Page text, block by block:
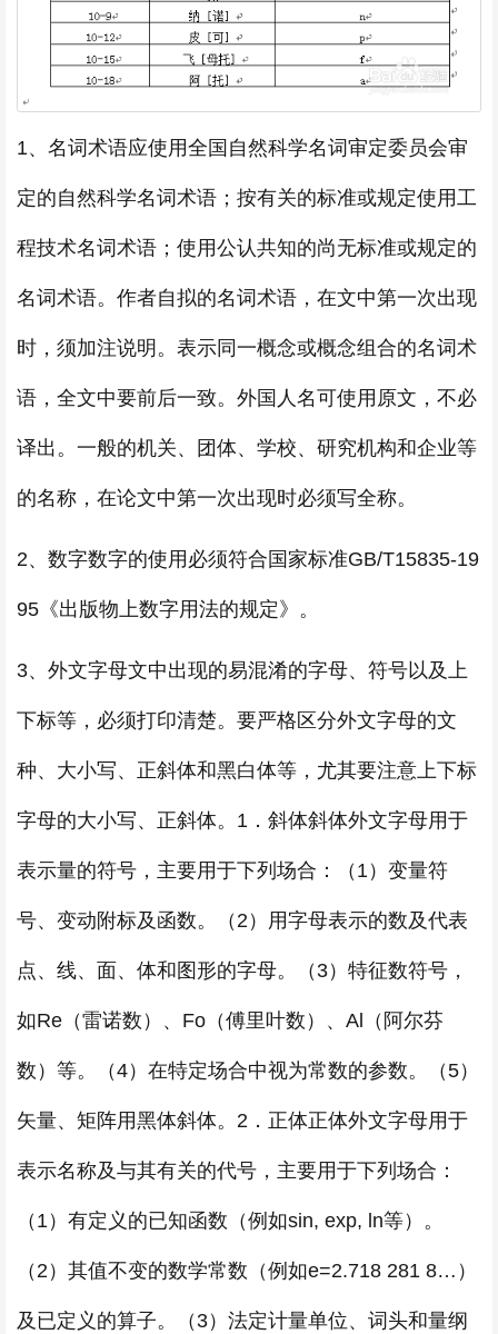
1、名词术语应使用全国自然科学名词审定委员会审
定的自然科学名词术语；按有关的标准或规定使用工
程技术名词术语；使用公认共知的尚无标准或规定的
名词术语。作者自拟的名词术语，在文中第一次出现
时，须加注说明。表示同一概念或概念组合的名词术
语，全文中要前后一致。外国人名可使用原文，不必
译出。一般的机关、团体、学校、研究机构和企业等
的名称，在论文中第一次出现时必须写全称。
2、数字数字的使用必须符合国家标准GB/T15835-19
95《出版物上数字用法的规定》。
3、外文字母文中出现的易混淆的字母、符号以及上
下标等，必须打印清楚。要严格区分外文字母的文
种、大小写、正斜体和黑白体等，尤其要注意上下标
字母的大小写、正斜体。1．斜体斜体外文字母用于
表示量的符号，主要用于下列场合：（1）变量符
号、变动附标及函数。（2）用字母表示的数及代表
点、线、面、体和图形的字母。（3）特征数符号，
如Re（雷诺数）、Fo（傅里叶数）、Al（阿尔芬
数）等。（4）在特定场合中视为常数的参数。（5）
矢量、矩阵用黑体斜体。2．正体正体外文字母用于
表示名称及与其有关的代号，主要用于下列场合：
（1）有定义的已知函数（例如sin, exp, ln等）。
（2）其值不变的数学常数（例如e=2.718 281 8…）
及已定义的算子。（3）法定计量单位、词头和量纲